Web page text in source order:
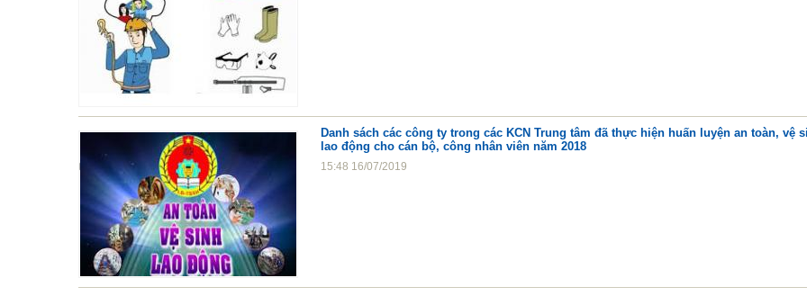
Danh sách các công ty trong các KCN Trung tâm đã thực hiện huấn luyện an toàn, vệ
lao động cho cán bộ, công nhân viên năm 2018
15:48 16/07/2019